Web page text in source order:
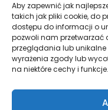
Aby zapewnić jak
takich jak pliki cookie, do
dostępu do informacji o
pozwoli nam przetwarzać
przeglądania lub unikalne
wyrażenia zgody lub
na niektóre cechy i funkcje.
Misja
Współpraca
Polityka Prywatności
Płatnosci i wysyłka